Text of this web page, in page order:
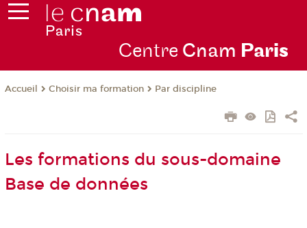
Centre Cnam Paris
Accueil Choisir ma formation Par discipline
Les formations du sous-domaine
Base de données